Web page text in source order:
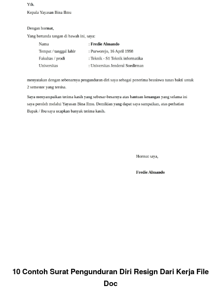
10 Contoh Surat Pengunduran Diri Resign Dari Kerja File
Doc